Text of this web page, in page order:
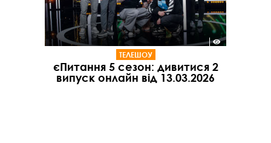
ТЕЛЕШОУ
єПитання 5 сезон: дивитися 2
випуск онлайн від 13.03.2026